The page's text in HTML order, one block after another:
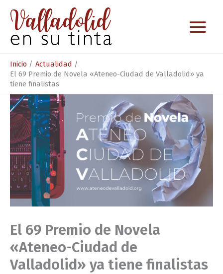
contenido
Inicio
Actualidad
El 69 Premio de Novela «Ateneo-Ciudad de Valladolid» ya
tiene finalistas
El 69 Premio de Novela
«Ateneo-Ciudad de
Valladolid» ya tiene finalistas